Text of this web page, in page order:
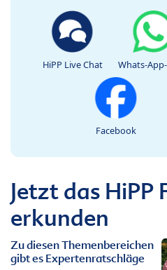
HiPP Live Chat Whats-
Facebook
Jetzt das HiPP
erkunden
Zu diesen Themenbereichen
gibt es Expertenratschläge